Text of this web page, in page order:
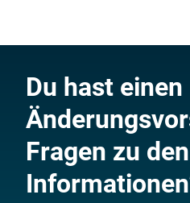
Du hast einen
Fragen zu den